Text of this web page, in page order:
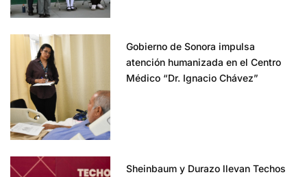
Gobierno de Sonora impulsa
atención humanizada en el Centro
Médico “Dr. Ignacio Chávez”
Sheinbaum y Durazo llevan Techos